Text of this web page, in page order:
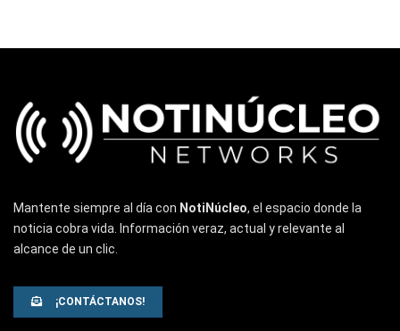
Mantente siempre al día con NotiNúcleo, el espacio donde la
noticia cobra vida. Información veraz, actual y relevante al
alcance de un clic.
¡CONTÁCTANOS!